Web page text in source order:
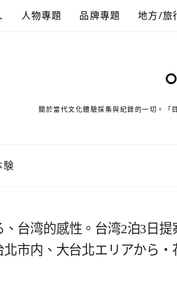
人物專題 品牌專題 地方/旅
關於當代文化體驗採集與紀錄的一切。「
験
、台湾的感性。台湾2泊3日
北市内、大台北エリアから